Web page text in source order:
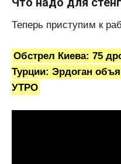
Теперь приступим к
Обстрел Киева: 75
Турции: Эрдоган
УТРО